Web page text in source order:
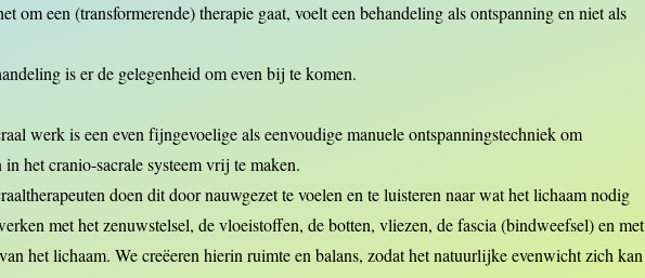
om een (transformerende) therapie gaat, voelt een behandeling als ontspanning en niet als
is er de gelegenheid om even bij te komen.
werk is een even fijngevoelige als eenvoudige manuele ontspanningstechniek om
in het cranio-sacrale systeem vrij te maken.
doen dit door nauwgezet te voelen en te luisteren naar wat het lichaam nodig
met het zenuwstelsel, de vloeistoffen, de botten, vliezen, de fascia (bindweefsel) en met
het lichaam. We creëeren hierin ruimte en balans, zodat het natuurlijke evenwicht zich kan